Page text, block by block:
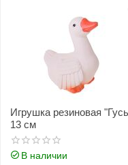
Игрушка резиновая
13 см
В наличии